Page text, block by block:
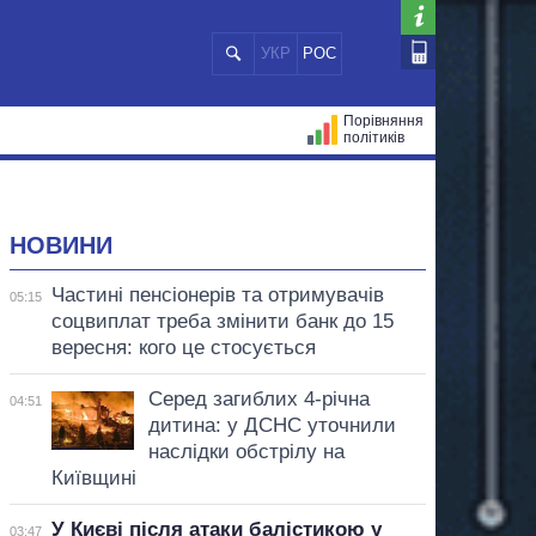
УКР РОС
Порівняння
політиків
НОВИНИ
05:15
Частині пенсіонерів та отримувачів
соцвиплат треба змінити банк до 15
вересня: кого це стосується
04:51
Серед загиблих 4-річна
дитина: у ДСНС уточнили
наслідки обстрілу на
Київщині
03:47
У Києві після атаки балістикою у